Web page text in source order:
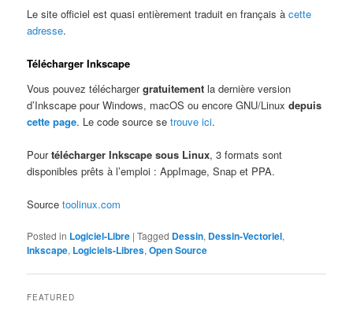
Le site officiel est quasi entièrement traduit en français àcette
adresse.
Télécharger Inkscape
Vous pouvez téléchargergratuitement la dernière version
d’Inkscape pour Windows, macOS ou encore GNU/Linuxdepuis
cette page. Le code source setrouve ici.
Pourtélécharger Inkscape sous Linux, 3 formats sont
disponibles prêts à l’emploi : AppImage, Snap et PPA.
Sourcetoolinux.com
Posted in Logiciel-Libre |Tagged Dessin, Dessin-Vectoriel,
Inkscape, Logiciels-Libres,Open Source
FEATURED